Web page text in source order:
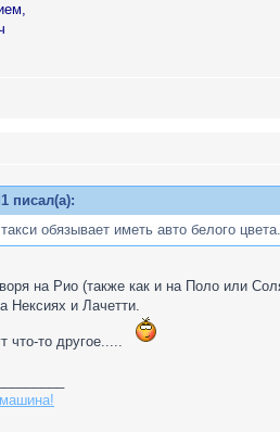
писал(а):
обязывает иметь авто белого
на Рио (также как и на Поло или
Нексиях и Лачетти.
что-то другое.....